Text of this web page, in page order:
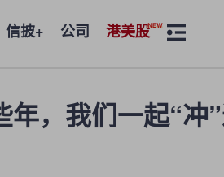
信披+ 公司 港美股
年，我们一起“冲